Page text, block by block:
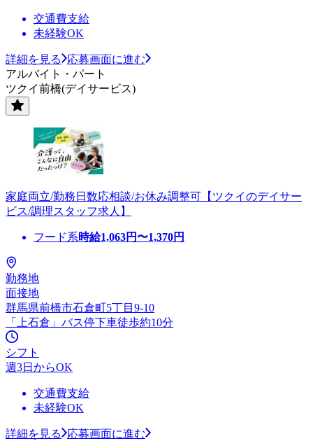
交通費支給
未経験OK
詳細を見る
応募画面に進む
アルバイト・パート
ツクイ前橋(デイサービス)
家庭両立/勤務日数応相談/お休み調整可【ツクイのデイサー
ビス/調理スタッフ求人】
フード系時給1,063円〜1,370円
勤務地
面接地
群馬県前橋市石倉町5丁目9-10
「上石倉」バス停下車徒歩約10分
シフト
週3日からOK
交通費支給
未経験OK
詳細を見る
応募画面に進む